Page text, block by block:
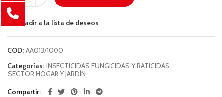
Añadir a la lista de deseos
COD: AA013/1000
Categorías: INSECTICIDAS FUNGICIDAS Y RATICIDAS,
SECTOR HOGAR Y JARDÍN
Compartir